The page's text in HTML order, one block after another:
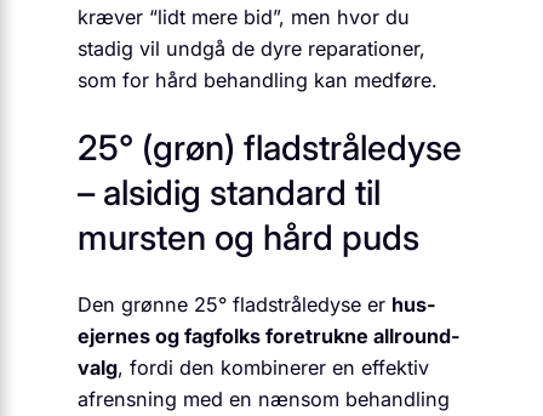
kræver “lidt mere bid”, men hvor du
stadig vil undgå de dyre reparationer,
som for hård behandling kan medføre.
25° (grøn) fladstråledyse
– alsidig standard til
mursten og hård puds
Den grønne 25° fladstråledyse er hus­
ejernes og fag­folks foretrukne allround-
valg, fordi den kombinerer en effektiv
afrensning med en nænsom behandling